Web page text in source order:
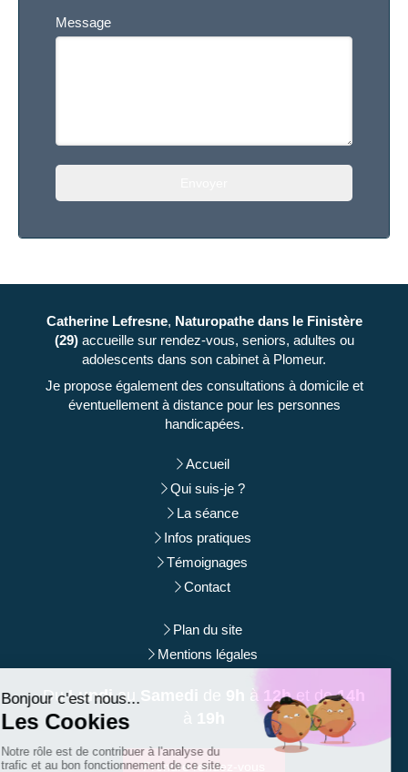
Message
Catherine Lefresne, Naturopathe dans le Finistère
(29) accueille sur rendez-vous, seniors, adultes ou
adolescents dans son cabinet à Plomeur.
Je propose également des consultations à domicile et
éventuellement à distance pour les personnes
handicapées.
Accueil
Qui suis-je ?
La séance
Infos pratiques
Témoignages
Contact
Plan du site
Mentions légales
DuLundiau à 12het de14h
Prendre rendez-vous